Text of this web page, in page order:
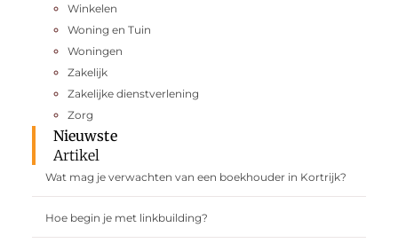
Winkelen
Woning en Tuin
Woningen
Zakelijk
Zakelijke dienstverlening
Zorg
Nieuwste
Artikel
Wat mag je verwachten van een boekhouder in Kortrijk?
Hoe begin je met linkbuilding?